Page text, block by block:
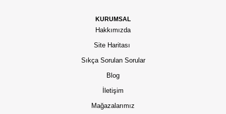
KURUMSAL
Hakkımızda
Site Haritası
Sıkça Sorulan Sorular
Blog
İletişim
Mağazalarımız